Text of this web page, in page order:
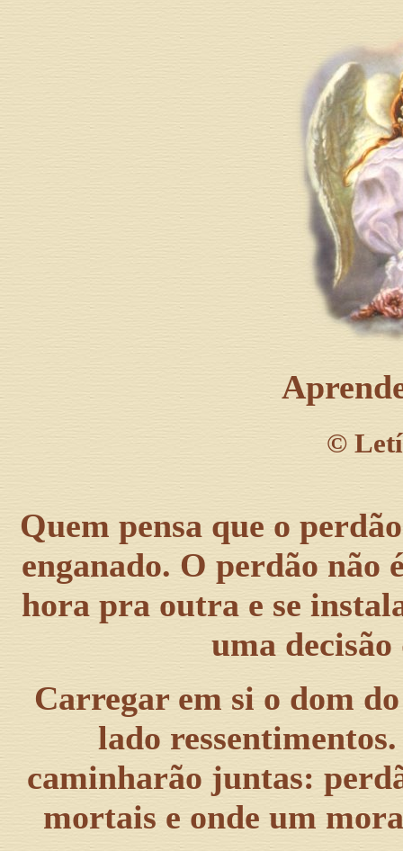
©
Quem pensa que o
enganado. O perdão não
hora pra outra e se
uma
Carregar em si o dom
lado
caminharão juntas:
mortais e onde um